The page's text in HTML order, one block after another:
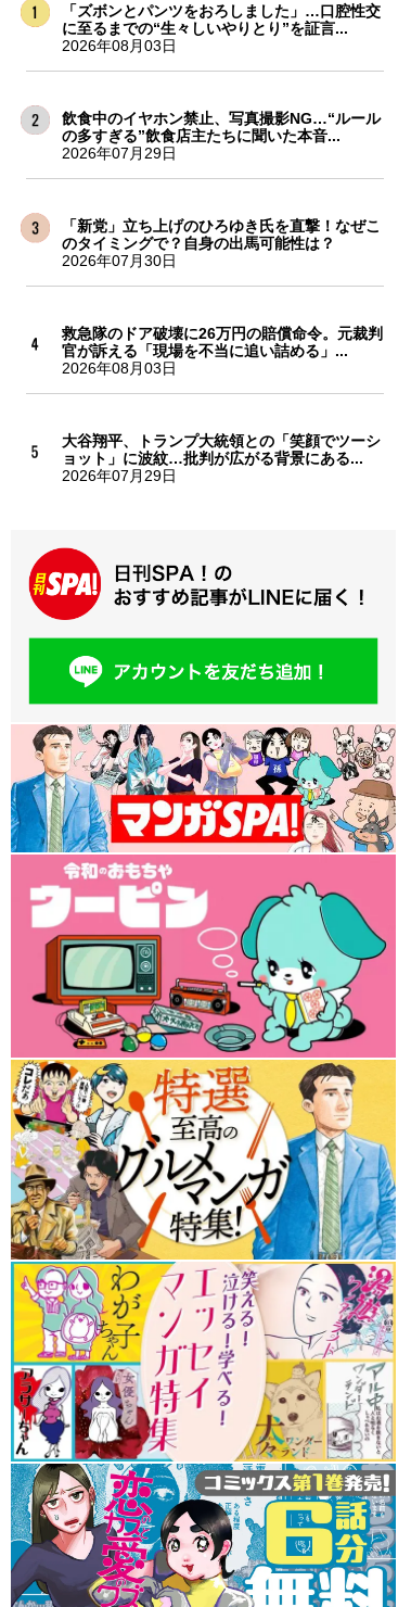
「ズボンとパンツをおろしました」…口腔性交
に至るまでの“生々しいやりとり”を証言...
2026年08月03日
飲食中のイヤホン禁止、写真撮影NG…“ルール
の多すぎる”飲食店主たちに聞いた本音...
2026年07月29日
「新党」立ち上げのひろゆき氏を直撃！なぜこ
のタイミングで？自身の出馬可能性は？
2026年07月30日
救急隊のドア破壊に26万円の賠償命令。元裁判
官が訴える「現場を不当に追い詰める」...
2026年08月03日
大谷翔平、トランプ大統領との「笑顔でツーシ
ョット」に波紋…批判が広がる背景にある...
2026年07月29日